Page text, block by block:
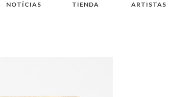
NOTÍCIAS TIENDA ARTISTAS